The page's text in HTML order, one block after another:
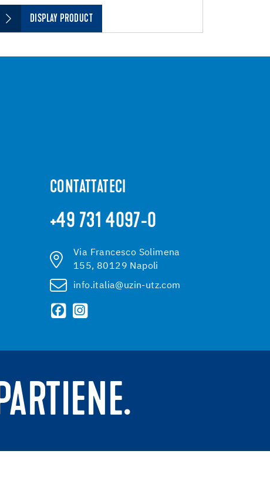
DISPLAY PRODUCT
CONTATTATECI
+49 731 4097-0
Via Francesco Solimena
155, 80129 Napoli
info.italia@uzin-utz.com